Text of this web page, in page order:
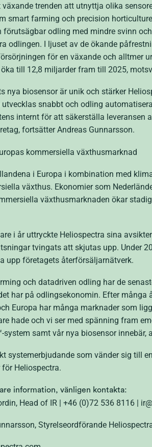
växande trenden att utnyttja olika
smart farming och precision
förutsägbar odling med mindre svinn
odlingen. I ljuset av de ökande
för en växande och alltmer
till 12,8 miljarder fram till 2025,
nya biosensor är unik och stärker
utvecklas snabbt och odling
internt för att säkerställa leveransen
fortsätter Andreas Gunnarsson.
kommersiella växthusmarknad
i Europa i kombination med
växthus. Ekonomier som
växthusmarknaden ökar
i år uttryckte Heliospectra sina
tvingats att skjutas upp. Under
upp företagets återförsäljarnätverk.
och datadriven odling har de
har på odlingsekonomin. Efter
Europa har många marknader som
hade och vi ser med spänning fram
system samt vår nya biosensor innebär,
systemerbjudande som vänder sig till
Heliospectra.
information, vänligen kontakta:
Head of IR | +46 (0)72 536 8116 |
Styrelseordförande